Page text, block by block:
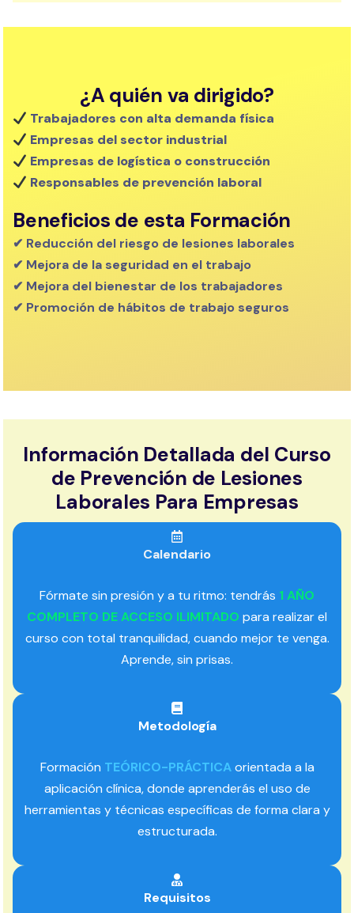
¿A quién va dirigido?
Trabajadores con alta demanda física
Empresas del sector industrial
Empresas de logística o construcción
Responsables de prevención laboral
Beneficios de esta Formación
✔ Reducción del riesgo de lesiones laborales
✔ Mejora de la seguridad en el trabajo
✔ Mejora del bienestar de los trabajadores
✔ Promoción de hábitos de trabajo seguros
Información Detallada del Curso
de Prevención de Lesiones
Laborales Para Empresas
Calendario
Fórmate sin presión y a tu ritmo: tendrás 1 AÑO
COMPLETO DE ACCESO ILIMITADO para realizar el
curso con total tranquilidad, cuando mejor te venga.
Aprende, sin prisas.
Metodología
Formación TEÓRICO-PRÁCTICAorientada a la
aplicación clínica, donde aprenderás el uso de
herramientas y técnicas específicas de forma clara y
estructurada.
Requisitos